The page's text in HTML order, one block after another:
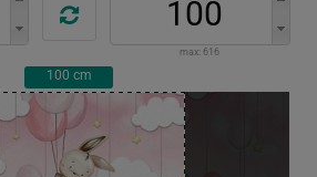
max: 616
100 cm